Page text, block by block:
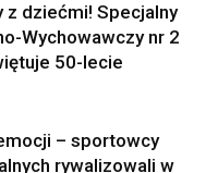
z dziećmi! Specjalny
Wychowawczy nr 2
50-lecie
– sportowcy
rywalizowali w